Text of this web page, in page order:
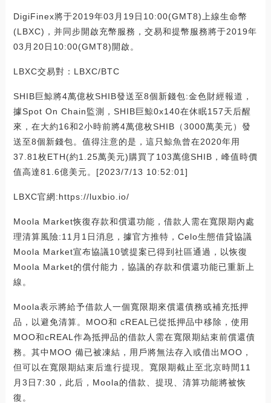
DigiFinex將于2019年03月19日10:00(GMT8)上線生命幣
(LBXC)，并同步開啟充幣服務，交易和提幣服務將于2019年
03月20日10:00(GMT8)開啟。
LBXC交易對：LBXC/BTC
SHIB巨鯨將4萬億枚SHIB發送至8個新錢包:金色財經報道，
據Spot On Chain監測，SHIB巨鯨0x140在休眠157天后醒
來，在大約16和2小時前將4萬億枚SHIB（3000萬美元）發
送至8個新錢包。值得注意的是，這只鯨魚曾在2020年用
37.81枚ETH(約1.25萬美元)購買了103萬億SHIB，峰值時價
值高達81.6億美元。[2023/7/13 10:52:01]
LBXC官網:https://luxbio.io/
Moola Market恢復存款和償還功能，借款人需在寬限期內處
理清算風險:11月1日消息，據官方推特，Celo生態借貸協議
Moola Market宣布協議10號提案已得到社區通過，以恢復
Moola Market的償付能力，協議的存款和償還功能已重新上
線。
Moola表示將給予借款人一個寬限期來償還債務或補充抵押
品，以避免清算。MOO和 cREAL已從抵押品中移除，使用
MOO和cREAL作為抵押品的借款人需在寬限期結束前償還債
務。其中MOO 備已被凍結，用戶將無法存入或借出MOO，
但可以在寬限期結束后進行提現。寬限期截止至北京時間11
月3日7:30，此后，Moola的借款、提現、清算功能將被恢
復。